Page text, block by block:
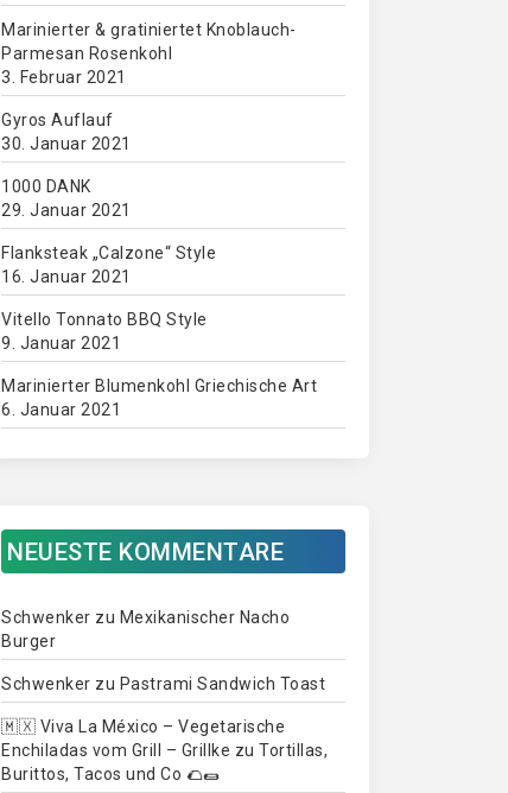
Marinierter & gratiniertet Knoblauch-
Parmesan Rosenkohl
3. Februar 2021
Gyros Auflauf
30. Januar 2021
1000 DANK
29. Januar 2021
Flanksteak „Calzone“ Style
16. Januar 2021
Vitello Tonnato BBQ Style
9. Januar 2021
Marinierter Blumenkohl Griechische Art
6. Januar 2021
NEUESTE KOMMENTARE
Schwenker zu Mexikanischer Nacho
Burger
Schwenker zu Pastrami Sandwich Toast
🇲🇽 Viva La México – Vegetarische
Enchiladas vom Grill – Grillke zu Tortillas,
Burittos, Tacos und Co 🌮🌯